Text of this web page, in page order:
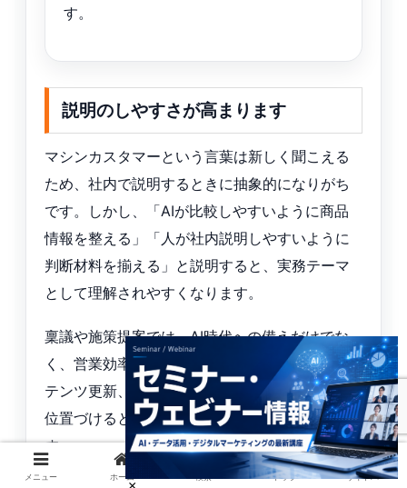
す。
説明のしやすさが高まります
マシンカスタマーという言葉は新しく聞こえる
ため、社内で説明するときに抽象的になりがち
です。しかし、「AIが比較しやすいように商品
情報を整える」「人が社内説明しやすいように
判断材料を揃える」と説明すると、実務テーマ
として理解されやすくなります。
稟議や施策提案では、AI時代への備えだけでな
く、営業効率、問い合わせ品質、CV導線、コン
テンツ更新、ブランドセーフティの改善として
位置づけると、関係者の合意を得やすくなりま
す。
メニュー ホーム 検索 トップ サイドバー